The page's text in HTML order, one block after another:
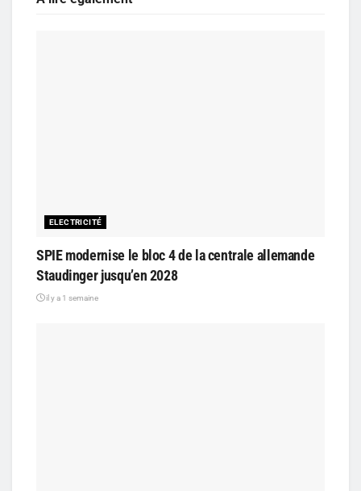
ELECTRICITÉ
SPIE modernise le bloc 4 de la centrale allemande
Staudinger jusqu’en 2028
il y a 1 semaine